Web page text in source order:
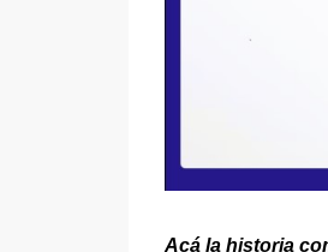
Acá la historia